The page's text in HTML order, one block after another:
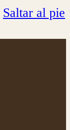
Saltar al pie